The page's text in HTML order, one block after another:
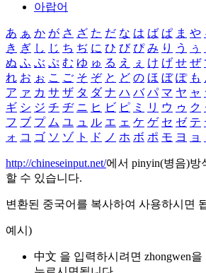
아랍어
あ ぁ か が さ ざ た だ な は ば ぱ ま や
き ぎ し じ ち ぢ に ひ び ぴ み り う ぅ
ぬ ふ ぶ ぷ む ゆ ゅ る え ぇ け げ せ ぜ
れ お ぉ こ ご そ ぞ と ど の ほ ぼ ぽ も
ア ァ カ サ ザ タ ダ ナ ハ バ パ マ ヤ ャ
ギ シ ジ チ ヂ ニ ヒ ビ ピ ミ リ ウ ゥ ク
フ ブ プ ム ユ ュ ル エ ェ ケ ゲ セ ゼ テ
ォ コ ゴ ソ ゾ ト ド ノ ホ ボ ポ モ ヨ ョ
http://chineseinput.net/에서 pinyin(병음)방
할 수 있습니다.
변환된 중국어를 복사하여 사용하시면
예시)
中文 을 입력하시려면 zhongwen을